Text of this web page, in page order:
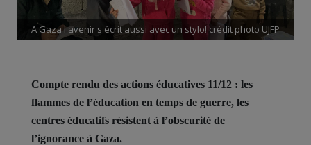
A Gaza l'avenir s'écrit aussi avec un stylo! crédit photo UJFP
Compte rendu des actions éducatives 11/12 : les
flammes de l’éducation en temps de guerre, les
centres éducatifs résistent à l’obscurité de
l’ignorance à Gaza.